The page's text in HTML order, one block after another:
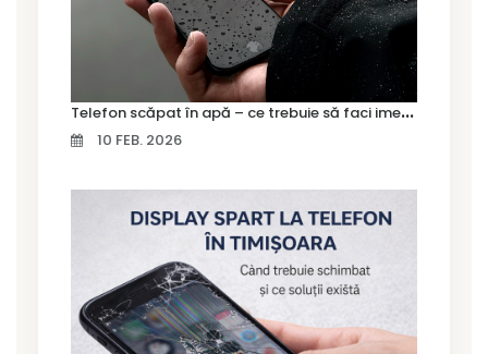
T
elefon scăpat în apă – ce trebuie să faci imediat și ce greșeli să eviți
10 FEB. 2026